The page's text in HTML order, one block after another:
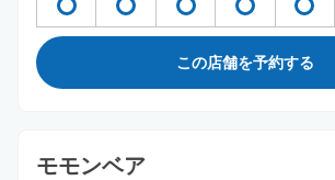
この店舗を予約する
モモンベア